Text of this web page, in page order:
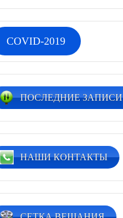
COVID-2019
ПОСЛЕДНИЕ ЗАПИСИ
НАШИ КОНТАКТЫ